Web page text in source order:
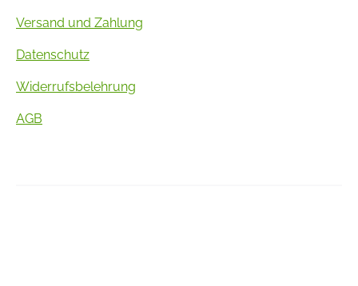
Versand und Zahlung
Datenschutz
Widerrufsbelehrung
AGB